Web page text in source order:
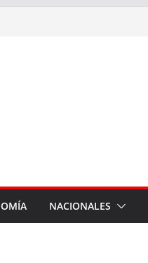
NACIONALES